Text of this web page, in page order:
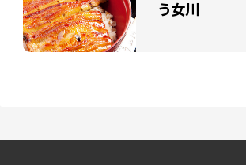
う女川